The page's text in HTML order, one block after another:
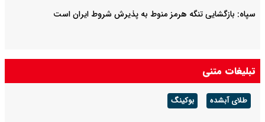
سپاه: بازگشایی تنگه هرمز منوط به پذیرش شروط ایران است
تبلیغات متنی
طلای آبشده بوکینگ